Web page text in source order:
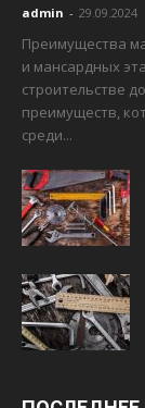
admin - 29.09.2024
Преимущества
и мансардных
строительстве
преимуществ,
среди...